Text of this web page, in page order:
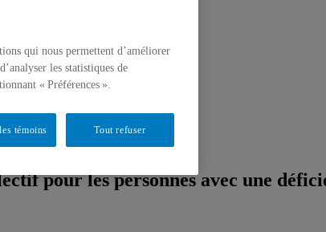
pour les personnes avec une
qui nous permettent d’améliorer
les statistiques de
« Préférences ».
Tout refuser
témoins